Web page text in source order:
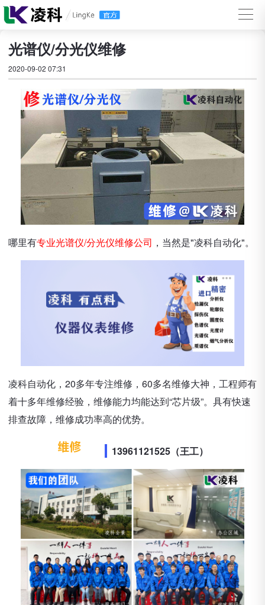
光谱仪/分光仪维修
2020-09-02 07:31
哪里有专业光谱仪/分光仪维修公司 ，当然是"凌科自动化"。
凌科自动化，20多年专注维修，60多名维修大神，工程师有
着十多年维修经验，维修能力均能达到“芯片级”。具有快速
排查故障，维修成功率高的优势。
13961121525（王工）